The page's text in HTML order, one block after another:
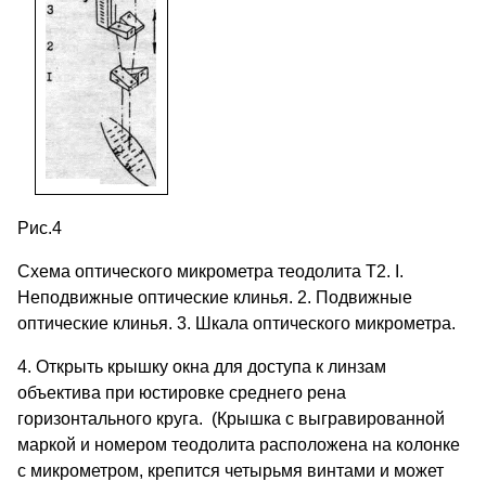
Рис.4
Схема оптического микрометра теодолита Т2. I.
Неподвижные оптические клинья. 2. Подвижные
оптические клинья. 3. Шкала оптического микрометра.
4. Открыть крышку окна для доступа к линзам
объектива при юстировке среднего рена
горизонтального круга. (Крышка с выгравированной
маркой и номером теодолита расположена на колонке
с микрометром, крепится четырьмя винтами и может